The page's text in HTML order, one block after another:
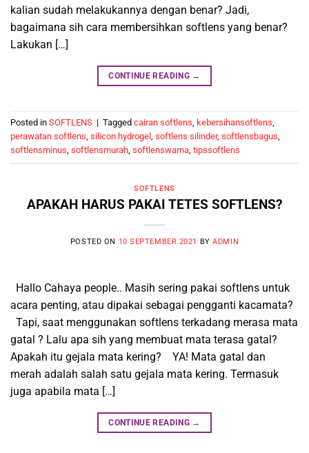
kalian sudah melakukannya dengan benar? Jadi,
bagaimana sih cara membersihkan softlens yang benar?
Lakukan […]
CONTINUE READING →
Posted in SOFTLENS | Tagged cairan softlens, kebersihansoftlens,
perawatan softlens, silicon hydrogel , softlens silinder, softlensbagus,
softlensminus, softlensmurah, softlenswarna, tipssoftlens
SOFTLENS
APAKAH HARUS PAKAI TETES SOFTLENS?
POSTED ON 10 SEPTEMBER 2021 BYADMIN
Hallo Cahaya people.. Masih sering pakai softlens untuk
acara penting, atau dipakai sebagai pengganti kacamata?
Tapi, saat menggunakan softlens terkadang merasa mata
gatal ? Lalu apa sih yang membuat mata terasa gatal?
Apakah itu gejala mata kering? YA! Mata gatal dan
merah adalah salah satu gejala mata kering. Termasuk
juga apabila mata […]
CONTINUE READING →